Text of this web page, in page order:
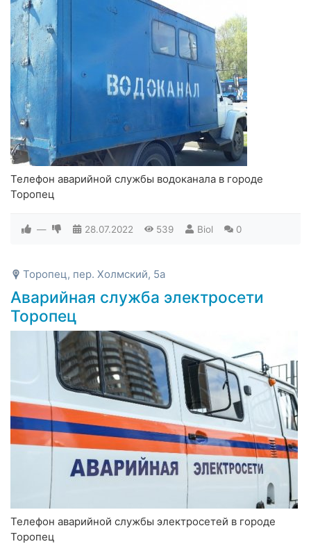
Телефон аварийной службы водоканала в городе
Торопец
— 28.07.2022 539 Biol 0
Торопец, пер. Холмский, 5а
Аварийная служба электросети
Торопец
Телефон аварийной службы электросетей в городе
Торопец